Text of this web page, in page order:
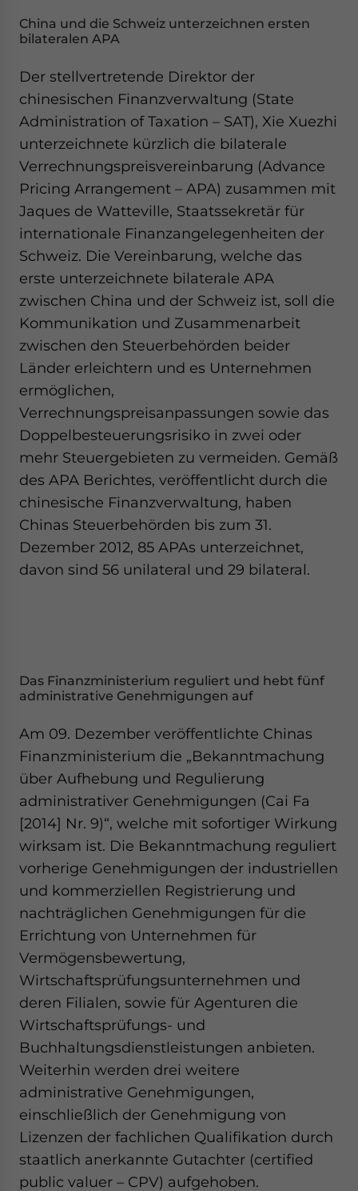
China und die Schweiz unterzeichnen ersten
bilateralen APA
Der stellvertretende Direktor der
chinesischen Finanzverwaltung (State
Administration of Taxation – SAT), Xie Xuezhi
unterzeichnete kürzlich die bilaterale
Verrechnungspreisvereinbarung (Advance
Pricing Arrangement – APA) zusammen mit
Jaques de Watteville, Staatssekretär für
internationale Finanzangelegenheiten der
Schweiz. Die Vereinbarung, welche das
erste unterzeichnete bilaterale APA
zwischen China und der Schweiz ist, soll die
Kommunikation und Zusammenarbeit
zwischen den Steuerbehörden beider
Länder erleichtern und es Unternehmen
ermöglichen,
Verrechnungspreisanpassungen sowie das
Doppelbesteuerungsrisiko in zwei oder
mehr Steuergebieten zu vermeiden. Gemäß
des APA Berichtes, veröffentlicht durch die
chinesische Finanzverwaltung, haben
Chinas Steuerbehörden bis zum 31.
Dezember 2012, 85 APAs unterzeichnet,
davon sind 56 unilateral und 29 bilateral.
Das Finanzministerium reguliert und hebt fünf
administrative Genehmigungen auf
Am 09. Dezember veröffentlichte Chinas
Finanzministerium die „Bekanntmachung
über Aufhebung und Regulierung
administrativer Genehmigungen (Cai Fa
[2014] Nr. 9)“, welche mit sofortiger Wirkung
wirksam ist. Die Bekanntmachung reguliert
vorherige Genehmigungen der industriellen
und kommerziellen Registrierung und
nachträglichen Genehmigungen für die
Errichtung von Unternehmen für
Vermögensbewertung,
Wirtschaftsprüfungsunternehmen und
deren Filialen, sowie für Agenturen die
Wirtschaftsprüfungs- und
Buchhaltungsdienstleistungen anbieten.
Weiterhin werden drei weitere
administrative Genehmigungen,
einschließlich der Genehmigung von
Lizenzen der fachlichen Qualifikation durch
staatlich anerkannte Gutachter (certified
public valuer – CPV) aufgehoben.